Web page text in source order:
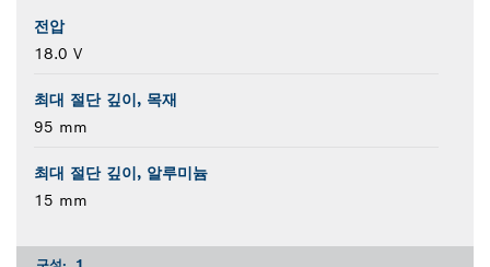
전압
18.0 V
최대 절단 깊이, 목재
95 mm
최대 절단 깊이, 알루미늄
15 mm